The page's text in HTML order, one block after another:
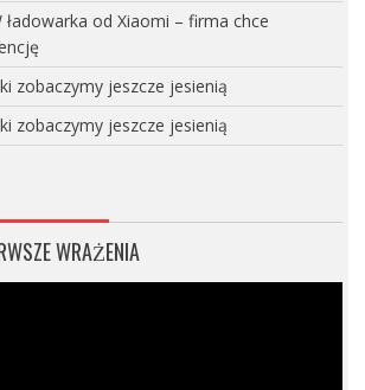
ładowarka od Xiaomi – firma chce
zobaczymy jeszcze jesienią
zobaczymy jeszcze jesienią
WRAŻENIA